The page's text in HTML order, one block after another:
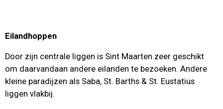
Eilandhoppen
Door zijn centrale liggen is Sint Maarten zeer geschikt
om daarvandaan andere eilanden te bezoeken. Andere
kleine paradijzen als Saba, St. Barths & St. Eustatius
liggen vlakbij.